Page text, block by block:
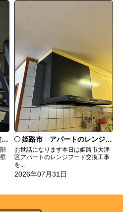
姫路市 アパートのレンジフード交換
お世話になります本日は姫路市大津
区アパートのレンジフード交換工事
を...
2026年07月31日